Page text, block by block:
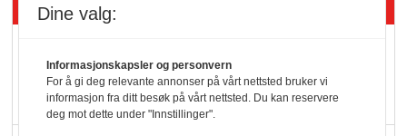
yoghurt: Trues av
melkemangel
Dine valg:
Informasjonskapsler og personvern
For å gi deg relevante annonser på vårt nettsted bruker vi
informasjon fra ditt besøk på vårt nettsted. Du kan reservere
deg mot dette under "Innstillinger".